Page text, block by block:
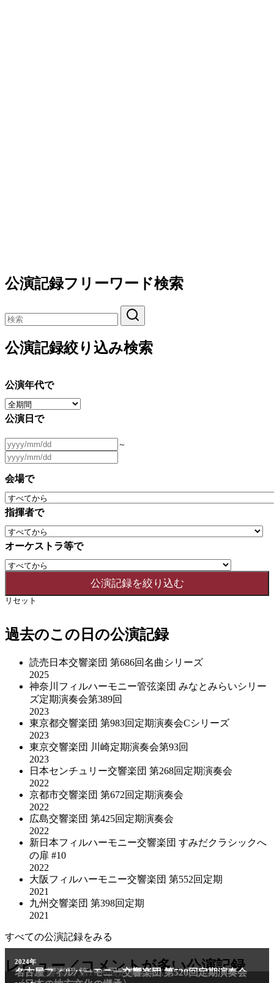
公演記録フリーワード検索
公演記録絞り込み検索
公演年代で
公演日で
～
会場で
指揮者で
オーケストラ等で
リセット
過去のこの日の公演記録
読売日本交響楽団 第686回名曲シリーズ
2025
神奈川フィルハーモニー管弦楽団 みなとみらいシリー
ズ定期演奏会第389回
2023
東京都交響楽団 第983回定期演奏会Cシリーズ
2023
東京交響楽団 川崎定期演奏会第93回
2023
日本センチュリー交響楽団 第268回定期演奏会
2022
京都市交響楽団 第672回定期演奏会
2022
広島交響楽団 第425回定期演奏会
2022
新日本フィルハーモニー交響楽団 すみだクラシックへ
の扉 #10
2022
大阪フィルハーモニー交響楽団 第552回定期
2021
九州交響楽団 第398回定期
2021
すべての公演記録をみる
レビュー／コメントが多い公演記録
2011年
NHK交響楽団 第1706回定期公演Aプログラム
2024年
名古屋フィルハーモニー交響楽団 第520回定期演奏会